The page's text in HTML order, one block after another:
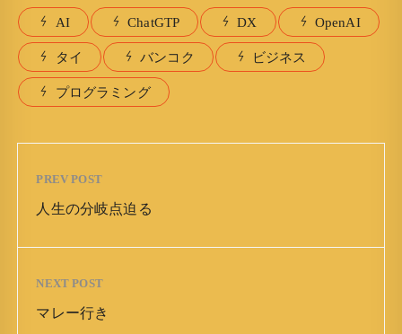
AI ChatGTP DX OpenAI
タイ バンコク ビジネス
プログラミング
PREV POST
人生の分岐点迫る
NEXT POST
マレー行き